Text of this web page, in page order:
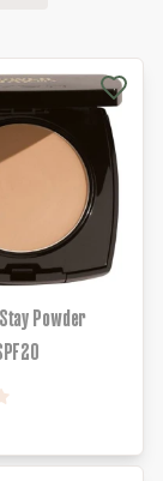
Powder